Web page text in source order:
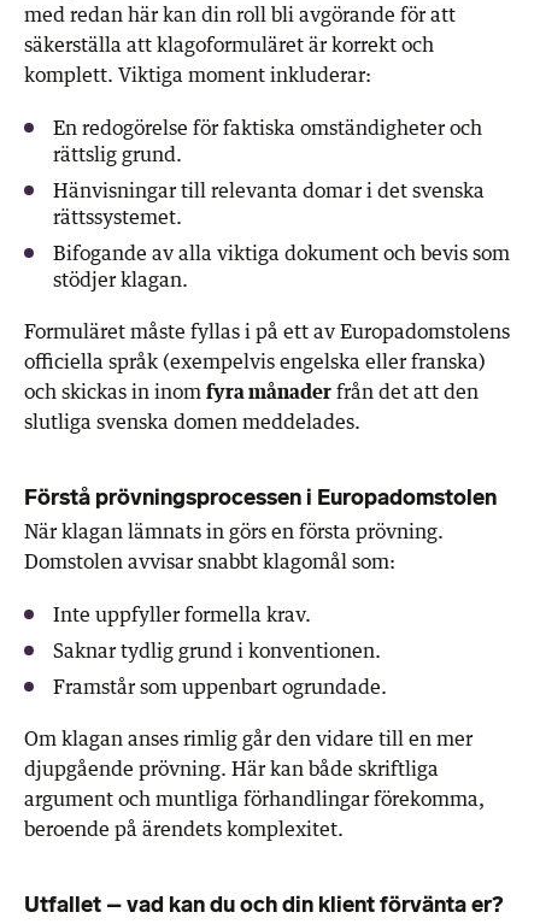
med redan här kan din roll bli avgörande för att
säkerställa att klagoformuläret är korrekt och
komplett. Viktiga moment inkluderar:
En redogörelse för faktiska omständigheter och
rättslig grund.
Hänvisningar till relevanta domar i det svenska
rättssystemet.
Bifogande av alla viktiga dokument och bevis som
stödjer klagan.
Formuläret måste fyllas i på ett av Europadomstolens
officiella språk (exempelvis engelska eller franska)
och skickas in inom fyra månader från det att den
slutliga svenska domen meddelades.
Förstå prövningsprocessen i Europadomstolen
När klagan lämnats in görs en första prövning.
Domstolen avvisar snabbt klagomål som:
Inte uppfyller formella krav.
Saknar tydlig grund i konventionen.
Framstår som uppenbart ogrundade.
Om klagan anses rimlig går den vidare till en mer
djupgående prövning. Här kan både skriftliga
argument och muntliga förhandlingar förekomma,
beroende på ärendets komplexitet.
Utfallet – vad kan du och din klient förvänta er?